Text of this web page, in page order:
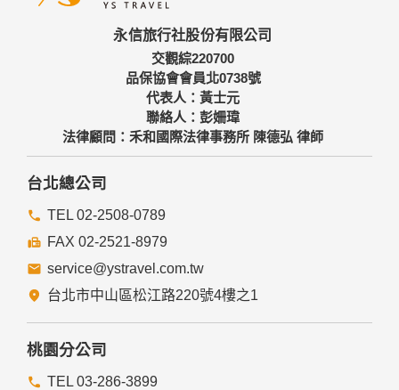
備及必要的安全防護措施，加以保護網站及您的個人資料採用
嚴格的保護措施，只由經過授權的人員才能接觸您的個人資
料，相關處理人員皆簽有保密合約，如有違反保密義務者，將
會受到相關的法律處分。
如因業務需要有必要委託其他單位提供服務時，本網站亦會嚴
格要求其遵守保密義務，並且採取必要檢查程序以確定其將確
實遵守。
四、網站對外的相關連結
提供的連結，點選進入其他網站。但該連結網站不適用本網站
的隱私權保護政策，您必須參考該連結網站中的隱私權保護政
策。
五、與第三人共用個人資料之政策
本網站絕不會提供、交換、出租或出售任何您的個人資料給其
他個人、團體、私人企業或公務機關，但有法律依據或合約義
務者，不在此限。
前項但書之情形包括不限於：
永信旅行社股份有限公司
交觀綜220700
品保協會會員北0738號
代表人：黃士元
聯絡人：彭姍瑋
法律顧問：禾和國際法律事務所 陳德弘 律師
台北總公司
TEL 02-2508-0789
FAX 02-2521-8979
service@ystravel.com.tw
台北市中山區松江路220號4樓之1
桃園分公司
TEL 03-286-3899